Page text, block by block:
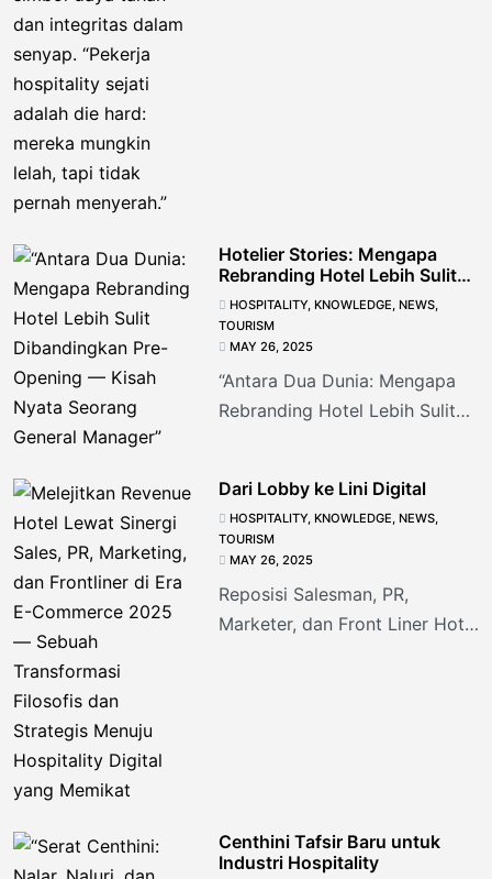
Hotelier Stories: Mengapa
Rebranding Hotel Lebih Sulit
Dibandingkan Pre-Opening?
HOSPITALITY, KNOWLEDGE, NEWS,
TOURISM
MAY 26, 2025
“Antara Dua Dunia: Mengapa
Rebranding Hotel Lebih Sulit
Manager” Dua Jalan, Satu
Tanggung
Dari Lobby ke Lini Digital
HOSPITALITY, KNOWLEDGE, NEWS,
TOURISM
MAY 26, 2025
Reposisi Salesman, PR,
Marketer, dan Front Liner Hotel
Centhini Tafsir Baru untuk
Industri Hospitality